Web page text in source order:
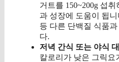
거트를 150~200g 섭
과 성장에 도움이 됩
등 다른 단백질 식품
다.
저녁 간식 또는 야식 대
칼로리가 낮은 그릭요